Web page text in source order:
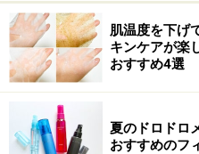
肌温度を下げ
キンケアが楽
おすすめ4選
夏のドロドロ
おすすめのフ